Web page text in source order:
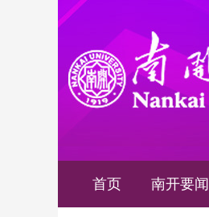
首页 南开要闻